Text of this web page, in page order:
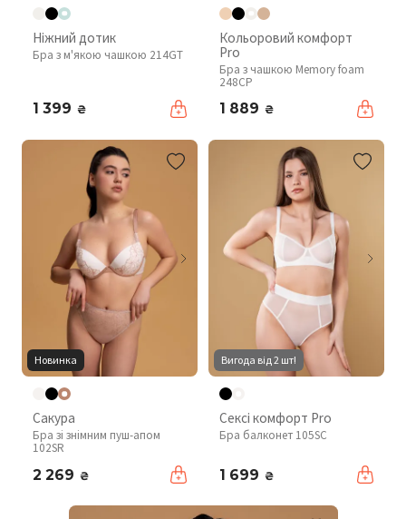
Ніжний дотик
Бра з м'якою чашкою 214GT
1 399 ₴
Кольоровий комфорт
Pro
Бра з чашкою Memory foam
248CP
1 889 ₴
Новинка
Сакура
Бра зі знімним пуш-апом
102SR
2 269 ₴
Вигода від 2 шт!
Сексі комфорт Pro
Бра балконет 105SC
1 699 ₴